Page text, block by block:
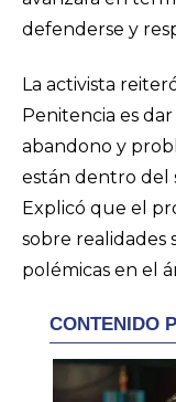
defenderse y
La activista
Penitencia es
abandono y
están dentro del
Explicó que el
sobre realidades
polémicas en el